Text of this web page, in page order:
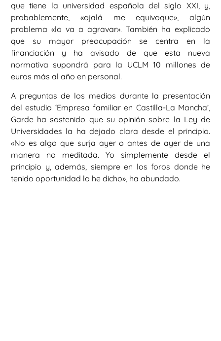
que tiene la universidad española del siglo XXI, y,
probablemente, «ojalá me equivoque», algún
problema «lo va a agravar». También ha explicado
que su mayor preocupación se centra en la
financiación y ha avisado de que esta nueva
normativa supondrá para la UCLM 10 millones de
euros más al año en personal.
A preguntas de los medios durante la presentación
del estudio ‘Empresa familiar en Castilla-La Mancha’,
Garde ha sostenido que su opinión sobre la Ley de
Universidades la ha dejado clara desde el principio.
«No es algo que surja ayer o antes de ayer de una
manera no meditada. Yo simplemente desde el
principio y, además, siempre en los foros donde he
tenido oportunidad lo he dicho», ha abundado.